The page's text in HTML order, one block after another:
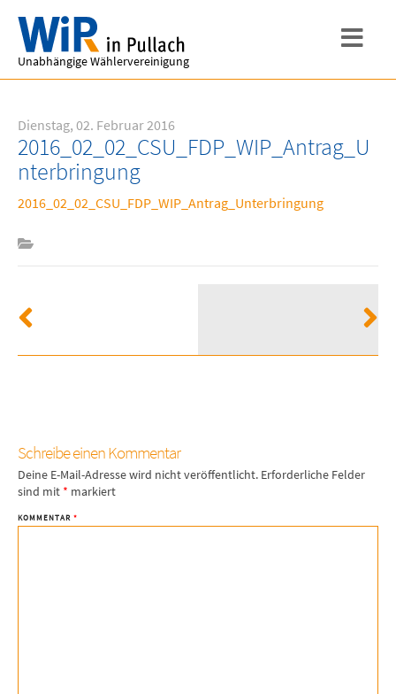
Unabhängige Wählervereinigung
Dienstag, 02. Februar 2016
2016_02_02_CSU_FDP_WIP_Antrag_U
nterbringung
2016_02_02_CSU_FDP_WIP_Antrag_Unterbringung
Schreibe einen Kommentar
Deine E-Mail-Adresse wird nicht veröffentlicht. Erforderliche Felder
sind mit * markiert
KOMMENTAR *